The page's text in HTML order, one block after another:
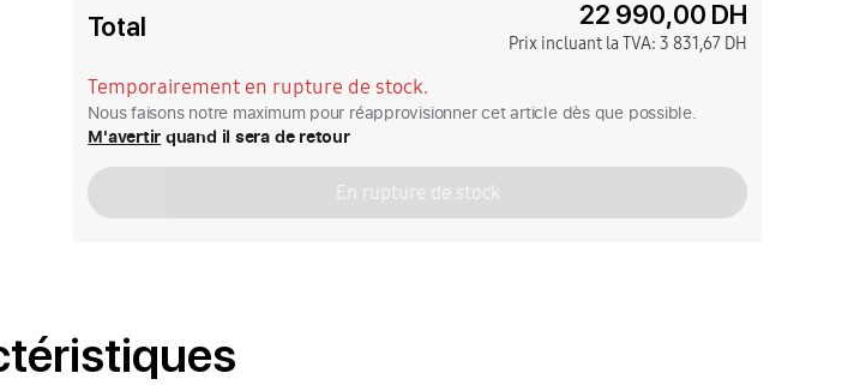
Total 22 990,00 DH
Prix incluant la TVA: 3 831,67 DH
Temporairement en rupture de stock.
Nous faisons notre maximum pour réapprovisionner cet article dès que possible.
M'avertir quand il sera de retour
En rupture de stock